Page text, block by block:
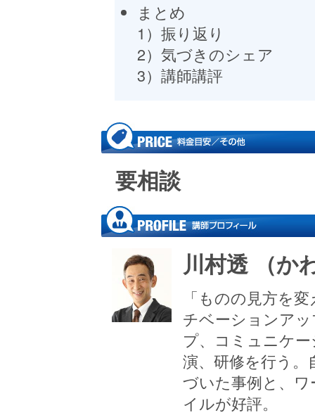
まとめ
1）振り返り
2）気づきのシェア
3）講師講評
要相談
川村透 （
「ものの見方を
チベーションア
プ、コミュニケ
演、研修を行う。
づいた事例と、
イルが好評。